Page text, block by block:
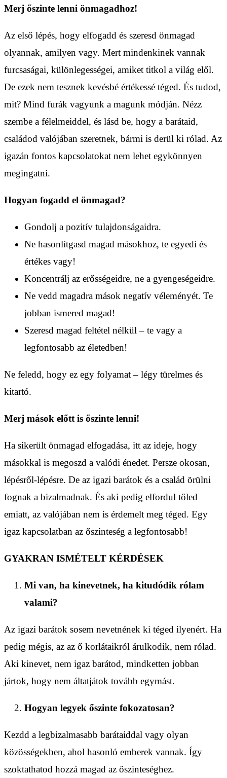
Merj őszinte lenni önmagadhoz!
Az első lépés, hogy elfogadd és szeresd önmagad
olyannak, amilyen vagy. Mert mindenkinek vannak
furcsaságai, különlegességei, amiket titkol a világ elől.
De ezek nem tesznek kevésbé értékessé téged. És tudod,
mit? Mind furák vagyunk a magunk módján. Nézz
szembe a félelmeiddel, és lásd be, hogy a barátaid,
családod valójában szeretnek, bármi is derül ki rólad. Az
igazán fontos kapcsolatokat nem lehet egykönnyen
megingatni.
Hogyan fogadd el önmagad?
Gondolj a pozitív tulajdonságaidra.
Ne hasonlítgasd magad másokhoz, te egyedi és
értékes vagy!
Koncentrálj az erősségeidre, ne a gyengeségeidre.
Ne vedd magadra mások negatív véleményét. Te
jobban ismered magad!
Szeresd magad feltétel nélkül – te vagy a
legfontosabb az életedben!
Ne feledd, hogy ez egy folyamat – légy türelmes és
kitartó.
Merj mások előtt is őszinte lenni!
Ha sikerült önmagad elfogadása, itt az ideje, hogy
másokkal is megoszd a valódi énedet. Persze okosan,
lépésről-lépésre. De az igazi barátok és a család örülni
fognak a bizalmadnak. És aki pedig elfordul tőled
emiatt, az valójában nem is érdemelt meg téged. Egy
igaz kapcsolatban az őszinteség a legfontosabb!
GYAKRAN ISMÉTELT KÉRDÉSEK
Mi van, ha kinevetnek, ha kitudódik rólam
valami?
Az igazi barátok sosem nevetnének ki téged ilyenért. Ha
pedig mégis, az az ő korlátaikról árulkodik, nem rólad.
Aki kinevet, nem igaz barátod, mindketten jobban
jártok, hogy nem áltatjátok tovább egymást.
Hogyan legyek őszinte fokozatosan?
Kezdd a legbizalmasabb barátaiddal vagy olyan
közösségekben, ahol hasonló emberek vannak. Így
szoktathatod hozzá magad az őszinteséghez.